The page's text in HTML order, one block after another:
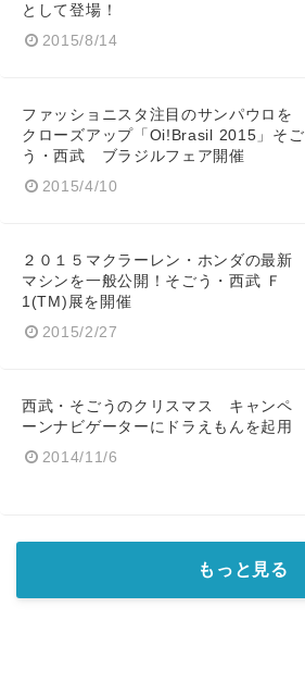
として登場！
2015/8/14
ファッショニスタ注目のサンパウロを
クローズアップ「Oi!Brasil 2015」そご
う・西武 ブラジルフェア開催
2015/4/10
２０１５マクラーレン・ホンダの最新
マシンを一般公開！そごう・西武 Ｆ
1(TM)展を開催
2015/2/27
西武・そごうのクリスマス キャンペ
ーンナビゲーターにドラえもんを起用
2014/11/6
もっと見る